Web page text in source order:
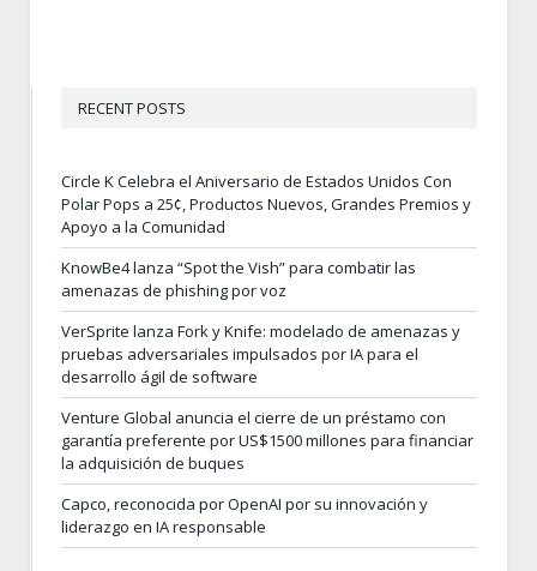
RECENT POSTS
Circle K Celebra el Aniversario de Estados Unidos Con
Polar Pops a 25¢, Productos Nuevos, Grandes Premios y
Apoyo a la Comunidad
KnowBe4 lanza “Spot the Vish” para combatir las
amenazas de phishing por voz
VerSprite lanza Fork y Knife: modelado de amenazas y
pruebas adversariales impulsados por IA para el
desarrollo ágil de software
Venture Global anuncia el cierre de un préstamo con
garantía preferente por US$1500 millones para financiar
la adquisición de buques
Capco, reconocida por OpenAI por su innovación y
liderazgo en IA responsable